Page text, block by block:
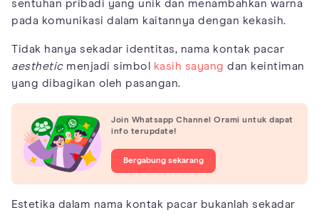
sentuhan pribadi yang unik dan menambahkan warna
pada komunikasi dalam kaitannya dengan kekasih.
Tidak hanya sekadar identitas, nama kontak pacar
aestheticmenjadi simbol kasih sayang dan keintiman
yang dibagikan oleh pasangan.
Join Whatsapp Channel Orami untuk dapat
info terupdate!
Bergabung sekarang
Estetika dalam nama kontak pacar bukanlah sekadar